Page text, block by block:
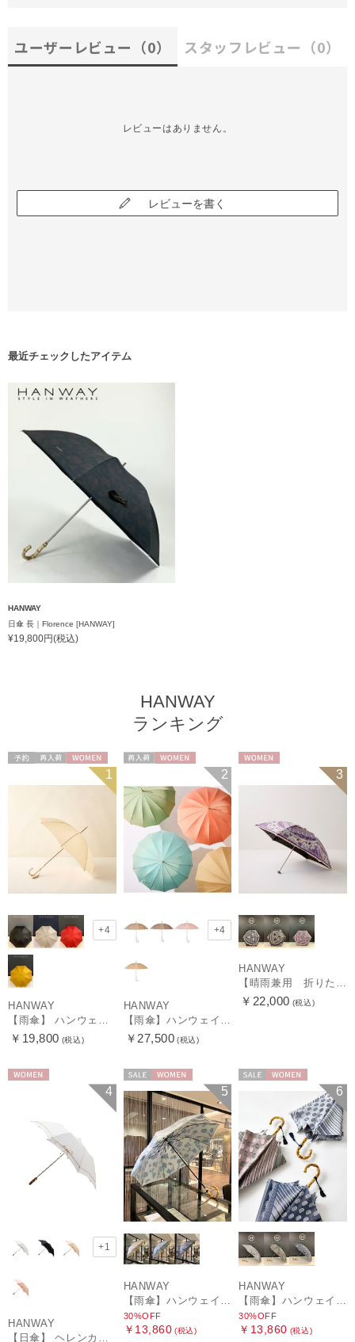
ユーザーレビュー （0） スタッフレビュー （0）
レビューはありません。
レビューを書く
最近チェックしたアイテム
HANWAY
日傘 長｜Florence [HANWAY]
¥19,800円(税込)
HANWAY
ランキング
WOMEN 1
+4
HANWAY
【雨傘】 ハンウェイ （HANWAY） Couturier クチュリエ 長傘 日本製
￥19,800 (税込)
2
+4
HANWAY
【雨傘】ハンウェイ （HANWAY ）真田耳（サナダミミ）長傘 日本製 カーボン骨
￥27,500 (税込)
3
HANWAY
【晴雨兼用 折りたたみ日傘】ハンウェイ（ＨＡＮＷＡＹ）Vestido de frida（べスティード・デ・フリーダ）
￥22,000 (税込)
4
+1
HANWAY
5
HANWAY
30%OFF
￥13,860 (税込)
6
HANWAY
30%OFF
￥13,860 (税込)